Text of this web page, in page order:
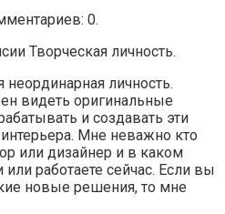
0.
Творческая личность.
неординарная личность.
видеть оригинальные
и создавать эти
Мне неважно кто
или дизайнер и в каком
работаете сейчас. Если вы
новые решения, то мне